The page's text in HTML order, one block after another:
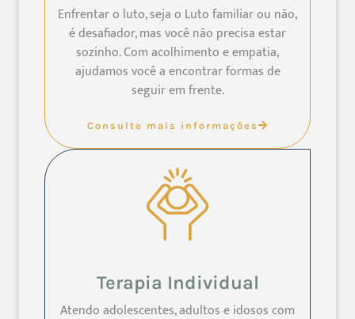
Enfrentar o luto, seja o Luto familiar ou não,
é desafiador, mas você não precisa estar
sozinho. Com acolhimento e empatia,
ajudamos você a encontrar formas de
seguir em frente.
Consulte mais informações
Terapia Individual
Atendo adolescentes, adultos e idosos com